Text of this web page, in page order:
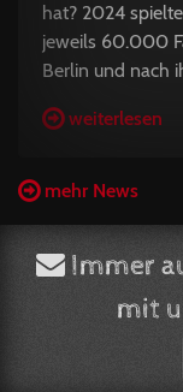
hat? 2024
jeweils 60.000
Berlin und nach
weiterlesen
mehr News
Immer
mit